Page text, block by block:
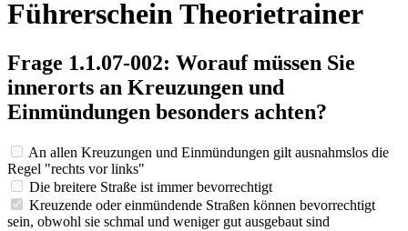
Führerschein Theorietrainer
Frage 1.1.07-002: Worauf müssen Sie
innerorts an Kreuzungen und
Einmündungen besonders achten?
An allen Kreuzungen und Einmündungen gilt ausnahmslos die
Regel "rechts vor links"
Die breitere Straße ist immer bevorrechtigt
Kreuzende oder einmündende Straßen können bevorrechtigt
sein, obwohl sie schmal und weniger gut ausgebaut sind